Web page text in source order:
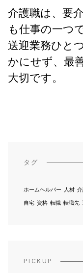
介護職は、要
も仕事の一つ
送迎業務ひと
かにせず、最
大切です。
タグ
ホームヘルパー 人材
自宅 資格 転職 転職先
PICKUP